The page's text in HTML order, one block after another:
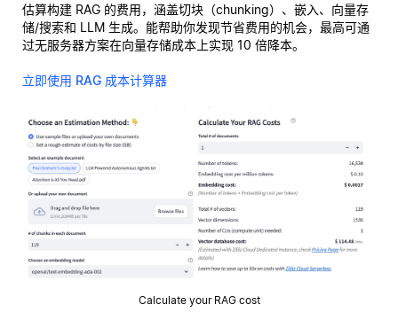
估算构建 RAG 的费用，涵盖切块（chunking）、嵌入、向量存
储/搜索和 LLM 生成。能帮助你发现节省费用的机会，最高可通
过无服务器方案在向量存储成本上实现 10 倍降本。
立即使用 RAG 成本计算器
Calculate your RAG cost